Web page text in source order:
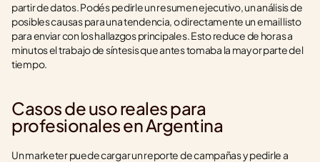
partir de datos. Podés pedirle un resumen ejecutivo, un análisis de
posibles causas para una tendencia, o directamente un email listo
para enviar con los hallazgos principales. Esto reduce de horas a
minutos el trabajo de síntesis que antes tomaba la mayor parte del
tiempo.
Casos de uso reales para
profesionales en Argentina
Un marketer puede cargar un reporte de campañas y pedirle a